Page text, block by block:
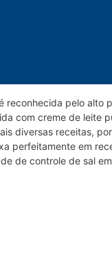
reconhecida pelo alto
com creme de leite
diversas receitas,
perfeitamente em
de controle de sal